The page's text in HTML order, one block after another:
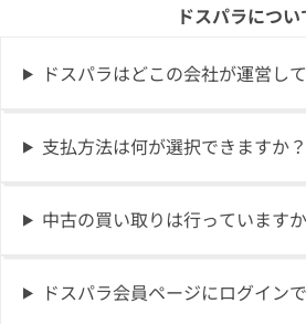
ドスパラについ
ドスパラはどこの会社が運営し
支払方法は何が選択できますか？
中古の買い取りは行っています
ドスパラ会員ページにログイン